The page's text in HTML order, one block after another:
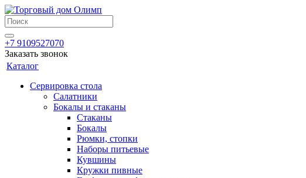
+7 9109527070
Заказать звонок
Каталог
Сервировка стола
Салатники
Бокалы и стаканы
Стаканы
Бокалы
Рюмки, стопки
Наборы питьевые
Кувшины
Кружки пивные